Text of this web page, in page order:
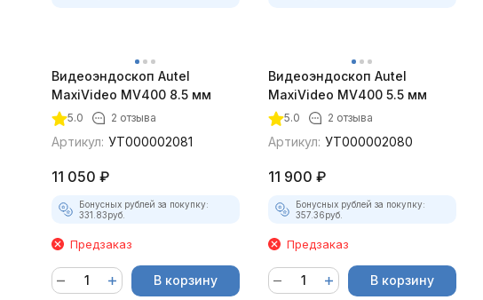
Видеоэндоскоп Autel
MaxiVideo MV400 8.5 мм
5.0 2 отзыва
Артикул: УТ000002081
11 050 ₽
Бонусных рублей за покупку:
331.83руб.
Предзаказ
В корзину
Видеоэндоскоп Autel
MaxiVideo MV400 5.5 мм
5.0 2 отзыва
Артикул: УТ000002080
11 900 ₽
Бонусных рублей за покупку:
357.36руб.
Предзаказ
В корзину